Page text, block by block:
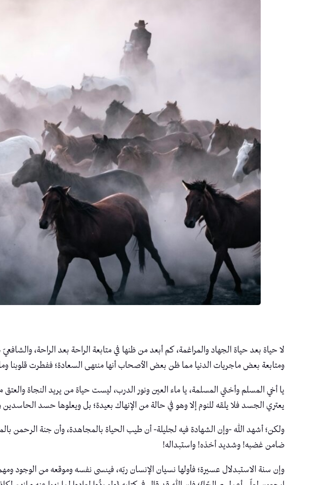
لا حياة بعد حياة الجهاد والمراغمة، كم أبعد من ظنها في متابعة الراحة بعد الراحة،
ومتابعة بعض ماجريات الدنيا مما ظن بعض الأصحاب أنها منتهى السعادة؛ ففطرت قلوبنا
يا أخي المسلم وأختي المسلمة، يا ماء العين ونور الدرب، ليست حياة من يريد النجاة
يعتري الجسد فلا يلقه للنوم إلا وهو في حالة من الإنهاك بعيدة؛ بل ويعلوها حسد
ولكن؛ أشهد الله -وإن الشهادة فيه لجليلة- أن طيب الحياة بالمجاهدة، وأن جنة الرحمن
ضامن غضبه! وشديد أخذه! واستبداله!
وإن سنة الاستبدلال عسيرة؛ فأولها نسيان الإنسان ربّه، فينسى نفسه وموقعه من الوجود